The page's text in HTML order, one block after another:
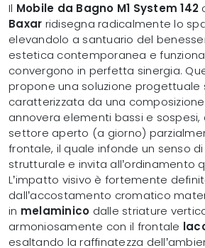
Il Mobile da Bagno M1 System 142
Baxar ridisegna radicalmente lo
elevandolo a santuario del
estetica contemporanea e
convergono in perfetta sinergia.
propone una soluzione progettuale
caratterizzata da una
annovera elementi bassi e sospesi,
settore aperto (a giorno)
frontale, il quale infonde un senso
strutturale e invita all’ordinamento
L’impatto visivo è fortemente
dall’accostamento cromatico
in melaminico dalle striature
armoniosamente con il frontale
esaltando la raffinatezza